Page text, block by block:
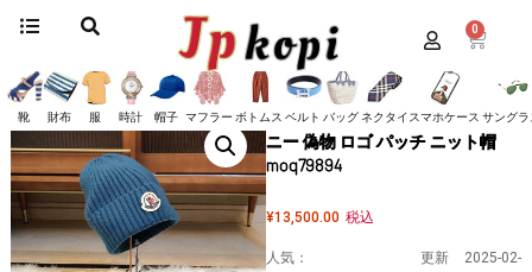
0
靴 財布 服 時計 帽子 マフラー ボトムス ベルト バッグネクタイ スマホケース サング
ホーム 帽子/ モンクレール / 入手困難 モンクレール リブ ビーニー 偽物 ロゴ
パッチ ニット帽 moq79894
入手困難 モンクレール リブ ビー
ニー 偽物 ロゴ パッチ ニット帽
moq79894
¥13,500.00 税込
人気：
更新
2025-02-